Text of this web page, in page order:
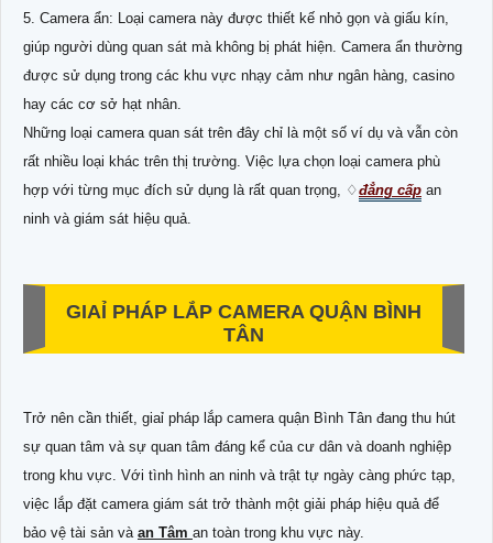
5. Camera ẩn: Loại camera này được thiết kế nhỏ gọn và giấu kín,
giúp người dùng quan sát mà không bị phát hiện. Camera ẩn thường
được sử dụng trong các khu vực nhạy cảm như ngân hàng, casino
hay các cơ sở hạt nhân.
Những loại camera quan sát trên đây chỉ là một số ví dụ và vẫn còn
rất nhiều loại khác trên thị trường. Việc lựa chọn loại camera phù
hợp với từng mục đích sử dụng là rất quan trọng, ♢đẳng cấp an
ninh và giám sát hiệu quả.
GIAỈ PHÁP LẮP CAMERA QUẬN BÌNH
TÂN
Trở nên cần thiết, giaỉ pháp lắp camera quận Bình Tân đang thu hút
sự quan tâm và sự quan tâm đáng kể của cư dân và doanh nghiệp
trong khu vực. Với tình hình an ninh và trật tự ngày càng phức tạp,
việc lắp đặt camera giám sát trở thành một giải pháp hiệu quả để
bảo vệ tài sản và an Tâm an toàn trong khu vực này.